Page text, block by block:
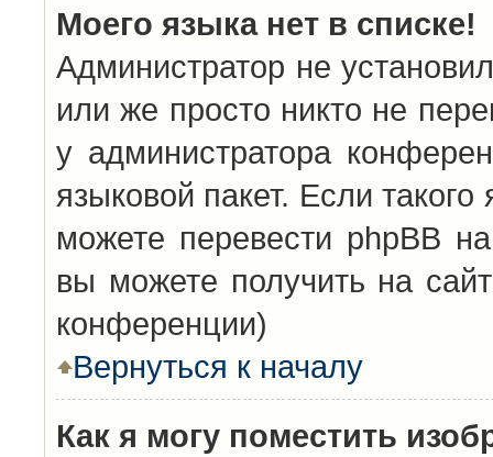
Моего языка нет в списке!
Администратор не
или же просто никто не
у администратора
языковой пакет. Если
можете перевести phpBB
вы можете получить на
конференции)
Вернуться к началу
Как я могу поместить